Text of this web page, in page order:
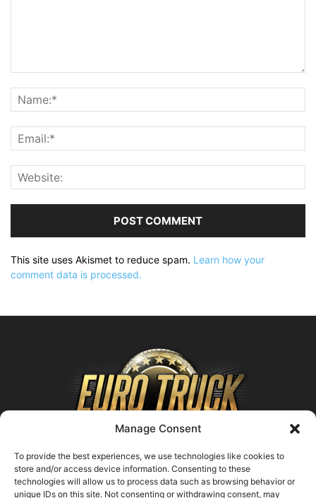
Manage Consent
To provide the best experiences, we use technologies like cookies to
store and/or access device information. Consenting to these
technologies will allow us to process data such as browsing behavior or
unique IDs on this site. Not consenting or withdrawing consent, may
This site uses Akismet to reduce spam. Learn how your
comment data is processed.
ABOUT US